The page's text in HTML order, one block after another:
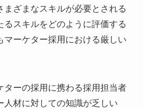
まざまなスキルが必要とされる
るスキルをどのように評価する
マーケター採用における厳しい
ターの採用に携わる採用担当者
人材に対しての知識が乏しい